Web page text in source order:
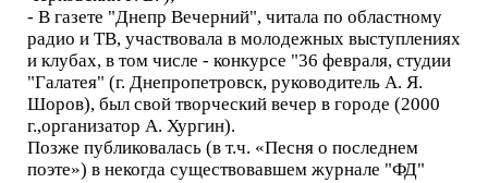
- В газете "Днепр Вечерний", читала по областному
радио и ТВ, участвовала в молодежных выступлениях
и клубах, в том числе - конкурсе "36 февраля, студии
"Галатея" (г. Днепропетровск, руководитель А. Я.
Шоров), был свой творческий вечер в городе (2000
г.,организатор А. Хургин).
Позже публиковалась (в т.ч. «Песня о последнем
поэте») в некогда существовавшем журнале "ФД"